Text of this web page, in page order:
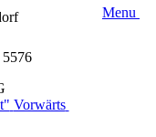
Menu
Vorwärts